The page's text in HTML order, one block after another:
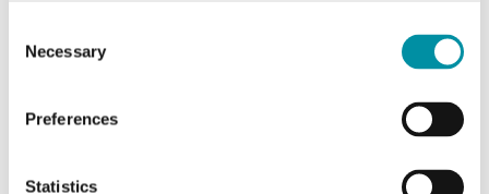
Selection
Necessary
Preferences
Statistics